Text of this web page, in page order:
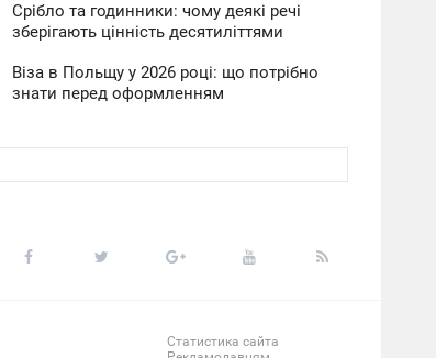
Срібло та годинники: чому деякі речі
зберігають цінність десятиліттями
Віза в Польщу у 2026 році: що потрібно
знати перед оформленням
Статистика сайта